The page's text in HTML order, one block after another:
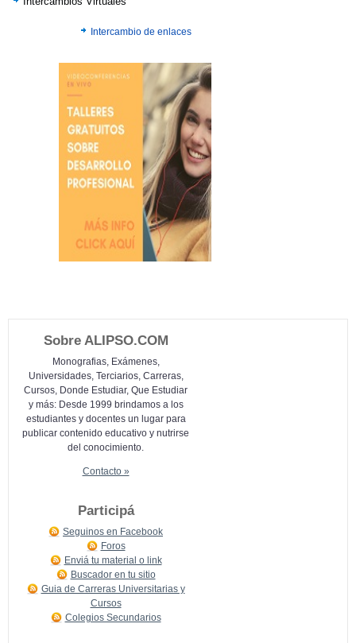
Intercambio de enlaces
Sobre ALIPSO.COM
Monografias, Exámenes,
Universidades, Terciarios, Carreras,
Cursos, Donde Estudiar, Que Estudiar
y más: Desde 1999 brindamos a los
estudiantes y docentes un lugar para
publicar contenido educativo y nutrirse
del conocimiento.
Contacto »
Participá
Seguinos en Facebook
Foros
Enviá tu material o link
Buscador en tu sitio
Guia de Carreras Universitarias y
Cursos
Colegios Secundarios